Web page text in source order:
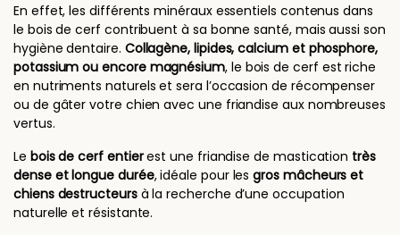
En effet, les différents minéraux essentiels contenus dans
le bois de cerf contribuent à sa bonne santé, mais aussi son
hygiène dentaire. Collagène, lipides, calcium et phosphore,
potassium ou encore magnésium, le bois de cerf est riche
en nutriments naturels et sera l’occasion de récompenser
ou de gâter votre chien avec une friandise aux nombreuses
vertus.
Le bois de cerf entierest une friandise de mastication très
dense et longue durée, idéale pour lesgros mâcheurs et
chiens destructeursà la recherche d’une occupation
naturelle et résistante.